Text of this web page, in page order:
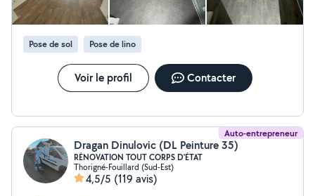
Pose de sol Pose de lino
Voir le profil Contacter
Auto-entrepreneur
Dragan Dinulovic (DL Peinture 35)
RÉNOVATION TOUT CORPS D'ÉTAT
Thorigné-Fouillard (Sud-Est)
4,5/5 (119 avis)